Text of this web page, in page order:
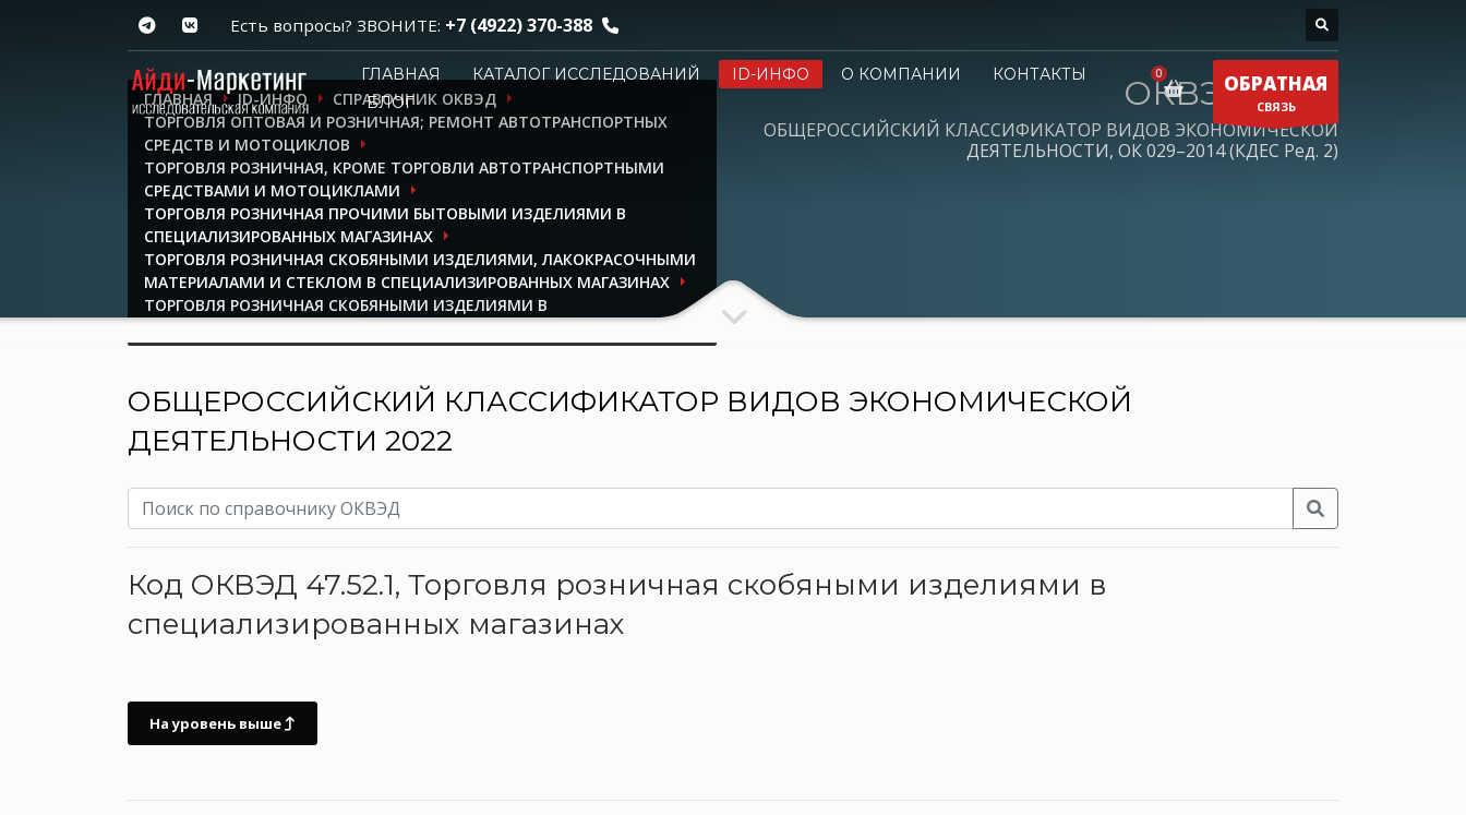
Есть вопросы? ЗВОНИТЕ: +7 (4922) 370-388
ГЛАВНАЯ КАТАЛОГ ИССЛЕДОВАНИЙ ID-ИНФО О КОМПАНИИ
КОНТАКТЫ
БЛОГ
ОБРАТНАЯ
СВЯЗЬ
ГЛАВНАЯ ID-ИНФО
СПРАВОЧНИК ОКВЭД
ТОРГОВЛЯ ОПТОВАЯ И РОЗНИЧНАЯ; РЕМОНТ АВТОТРАНСПОРТНЫХ
СРЕДСТВ И МОТОЦИКЛОВ
ТОРГОВЛЯ РОЗНИЧНАЯ, КРОМЕ ТОРГОВЛИ АВТОТРАНСПОРТНЫМИ
СРЕДСТВАМИ И МОТОЦИКЛАМИ
ТОРГОВЛЯ РОЗНИЧНАЯ ПРОЧИМИ БЫТОВЫМИ ИЗДЕЛИЯМИ В
СПЕЦИАЛИЗИРОВАННЫХ МАГАЗИНАХ
ТОРГОВЛЯ РОЗНИЧНАЯ СКОБЯНЫМИ ИЗДЕЛИЯМИ, ЛАКОКРАСОЧНЫМИ
МАТЕРИАЛАМИ И СТЕКЛОМ В СПЕЦИАЛИЗИРОВАННЫХ МАГАЗИНАХ
ТОРГОВЛЯ РОЗНИЧНАЯ СКОБЯНЫМИ ИЗДЕЛИЯМИ В
СПЕЦИАЛИЗИРОВАННЫХ МАГАЗИНАХ
ОКВЭД 2026
ОБЩЕРОССИЙСКИЙ КЛАССИФИКАТОР ВИДОВ ЭКОНОМИЧЕСКОЙ
ДЕЯТЕЛЬНОСТИ, ОК 029–2014 (КДЕС Ред. 2)
ОБЩЕРОССИЙСКИЙ КЛАССИФИКАТОР ВИДОВ ЭКОНОМИЧЕСКОЙ
ДЕЯТЕЛЬНОСТИ 2022
Код ОКВЭД 47.52.1, Торговля розничная скобяными изделиями в
специализированных магазинах
На уровень выше